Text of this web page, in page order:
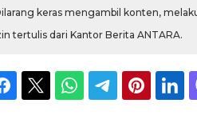
keras mengambil konten,
tertulis dari Kantor Berita ANTARA.